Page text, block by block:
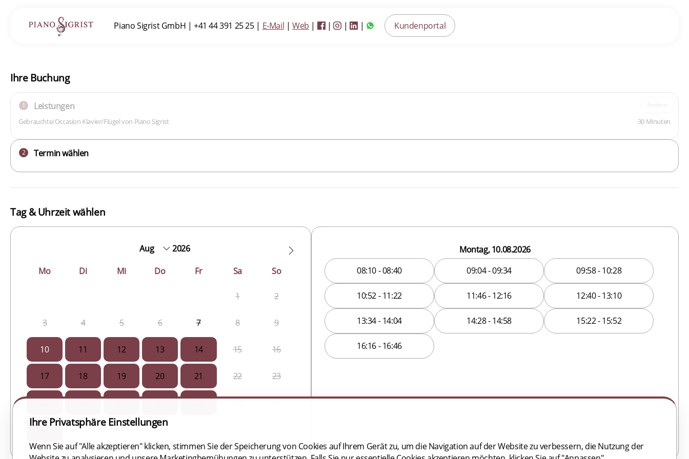
Piano Sigrist GmbH |+41 44 391 25 25| E-Mail | Web | | | | Kundenportal
Tag & Uhrzeit wählen
2026
Mo
Di Mi Do Fr Sa So
1 2
3 4 5 6 7 8 9
10 11 12 13 14 15 16
17 18 19 20 21 22 23
31
Montag, 10.08.2026
08:10 - 08:40
09:04 - 09:34 09:58 - 10:28
10:52 - 11:22 11:46 - 12:16 12:40 - 13:10
13:34 - 14:04 14:28 - 14:58 15:22 - 15:52
16:16 - 16:46
Ihre Buchung
1 Leistungen
Gebrauchte/Occasion Klavier/Flügel von Piano Sigrist 30 Minuten
2 Termin wählen
Ihre Privatsphäre Einstellungen
Wenn Sie auf "Alle akzeptieren" klicken, stimmen Sie der Speicherung von Cookies auf Ihrem Gerät zu, um die Navigation auf der Website zu verbessern, die Nutzung der